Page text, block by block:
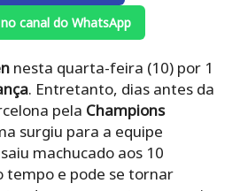
canal do WhatsApp
nesta quarta-feira (10) por 1
. Entretanto, dias antes da
pela Champions
surgiu para a equipe
saiu machucado aos 10
tempo e pode se tornar